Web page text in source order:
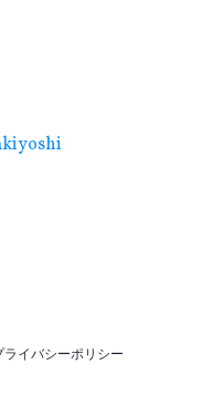
ライバシーポリシー